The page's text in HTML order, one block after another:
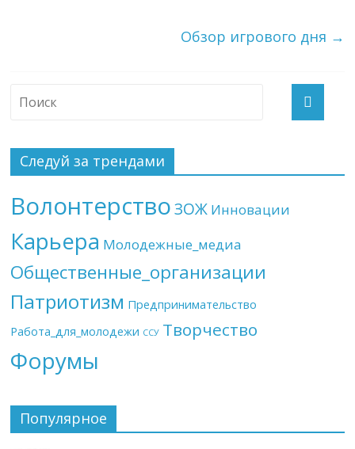
Обзор игрового дня →
Следуй за трендами
Волонтерство ЗОЖ Инновации
Карьера Молодежные_медиа
Общественные_организации
Патриотизм Предпринимательство
Работа_для_молодежи ССУ Творчество
Форумы
Популярное